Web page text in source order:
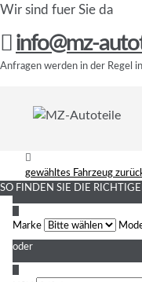
Wir sind fuer Sie da
info@mz-
Anfragen werden in der Regel
gewähltes Fahrzeug
SO FINDEN SIE DIE
Marke
oder